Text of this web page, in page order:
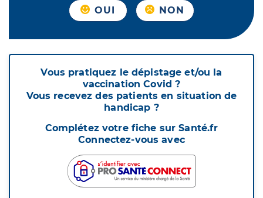
OUI NON
Vous pratiquez le dépistage et/ou la
vaccination Covid ?
Vous recevez des patients en situation de
handicap ?
Complétez votre fiche sur Santé.fr
Connectez-vous avec